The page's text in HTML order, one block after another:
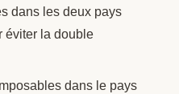
dans les deux pays
éviter la double
dans le pays